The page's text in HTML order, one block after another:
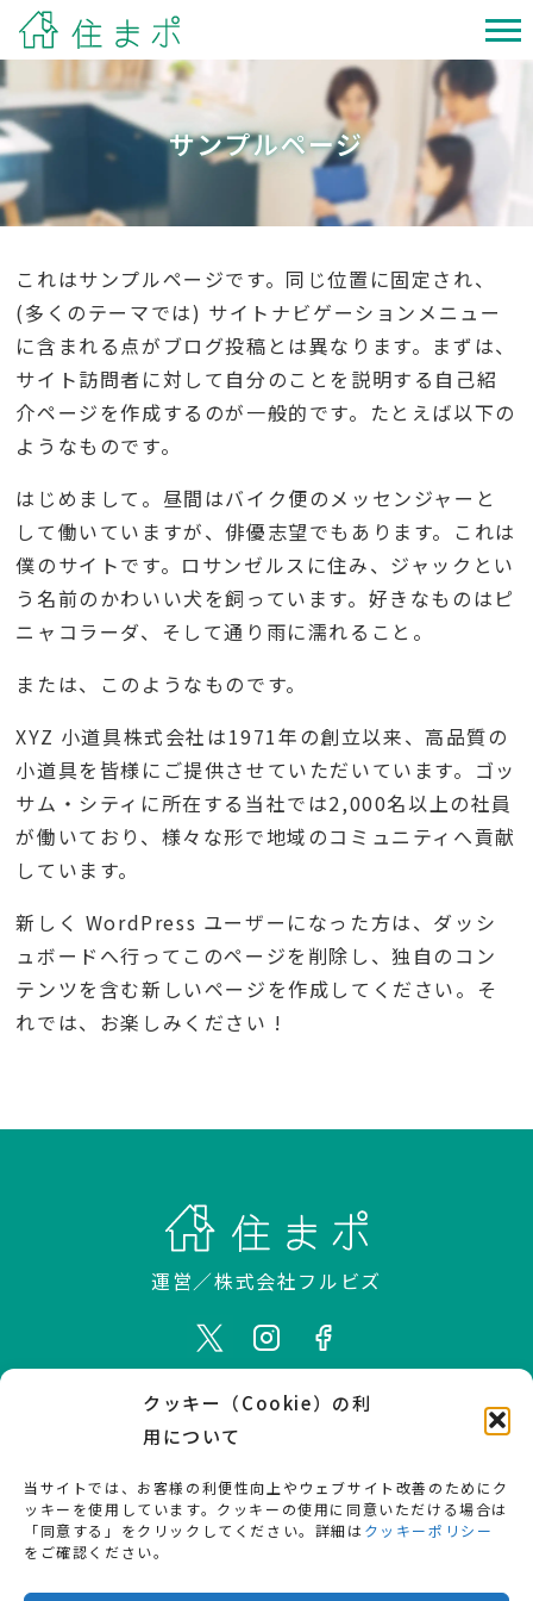
クッキー（Cookie）の利
用について
当サイトでは、お客様の利便性向上やウェブサイト改善のためにク
ッキーを使用しています。クッキーの使用に同意いただける場合は
「同意する」をクリックしてください。詳細はクッキーポリシー
をご確認ください。
サンプルページ
これはサンプルページです。同じ位置に固定され、
(多くのテーマでは) サイトナビゲーションメニュー
に含まれる点がブログ投稿とは異なります。まずは、
サイト訪問者に対して自分のことを説明する自己紹
介ページを作成するのが一般的です。たとえば以下の
ようなものです。
はじめまして。昼間はバイク便のメッセンジャーと
して働いていますが、俳優志望でもあります。これは
僕のサイトです。ロサンゼルスに住み、ジャックとい
う名前のかわいい犬を飼っています。好きなものはピ
ニャコラーダ、そして通り雨に濡れること。
または、このようなものです。
XYZ 小道具株式会社は1971年の創立以来、高品質の
小道具を皆様にご提供させていただいています。ゴッ
サム・シティに所在する当社では2,000名以上の社員
が働いており、様々な形で地域のコミュニティへ貢献
しています。
新しく WordPress ユーザーになった方は、 ダッシ
ュボード へ行ってこのページを削除し、独自のコン
テンツを含む新しいページを作成してください。そ
れでは、お楽しみください !
運営／株式会社フルビズ
住宅展示場とは
用語解説
家づくりコラム
お知らせ